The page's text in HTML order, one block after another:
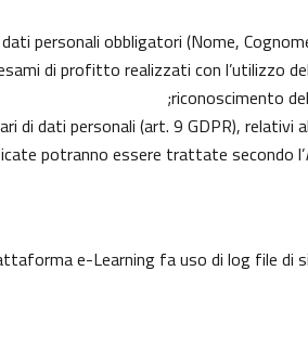
personali obbligatori (Nome,
di profitto realizzati con l’utilizzo
riconoscimento
di dati personali (art. 9 GDPR), relativi
potranno essere trattate secondo l’
e-Learning fa uso di log file di